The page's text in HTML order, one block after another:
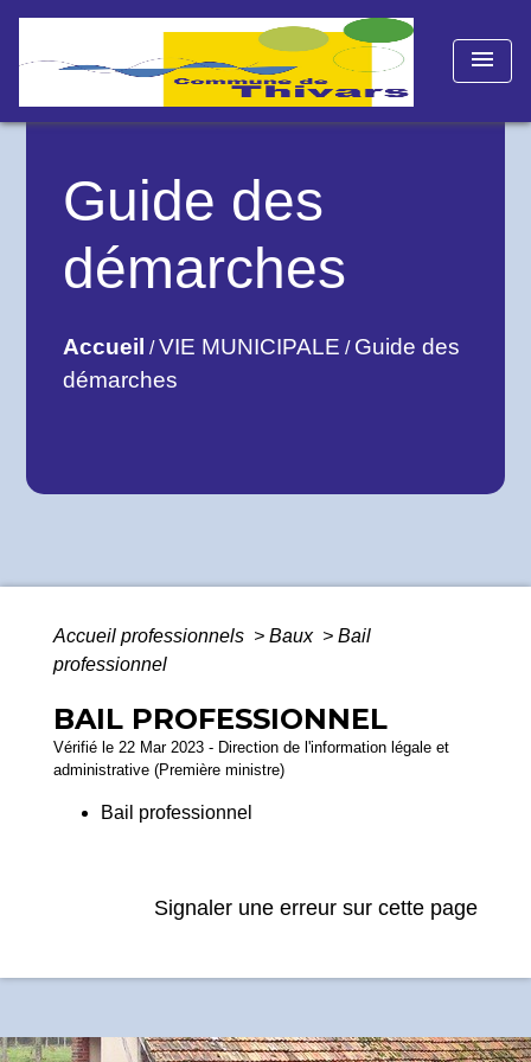
menu
Guide des
démarches
Accueil /VIE MUNICIPALE / Guide des
démarches
Accueil professionnels > Baux > Bail
professionnel
BAIL PROFESSIONNEL
Vérifié le 22 Mar 2023 - Direction de l'information légale et
administrative (Première ministre)
Bail professionnel
Signaler une erreur sur cette page